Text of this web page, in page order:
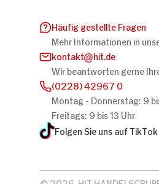
Häufig gestellte Fragen
Mehr Informationen in
kontakt
hit.de
Wir beantworten gerne
(0228) 42967 0
Montag - Donnerstag: 9
Freitags: 9 bis 13 Uhr
Folgen Sie uns auf TikTok